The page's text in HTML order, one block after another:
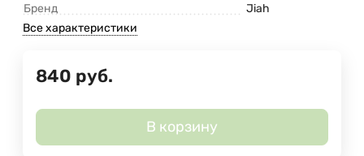
Бренд
Jiah
Все характеристики
840 руб.
В корзину